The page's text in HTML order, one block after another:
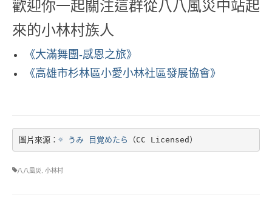
歡迎你一起關注這群從八八風災中站起
來的小林村族人
《大滿舞團-感恩之旅》
《高雄市杉林區小愛小林社區發展協會》
圖片來源： ☼ うみ 目覚めたら （CC Licensed）
八八風災, 小林村